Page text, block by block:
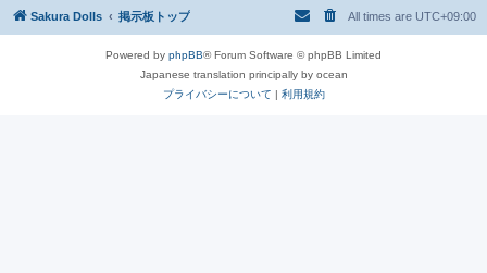
Sakura Dolls 掲示板トップ All times are UTC+09:00
Powered by phpBB® Forum Software © phpBB Limited
Japanese translation principally by ocean
プライバシーについて | 利用規約